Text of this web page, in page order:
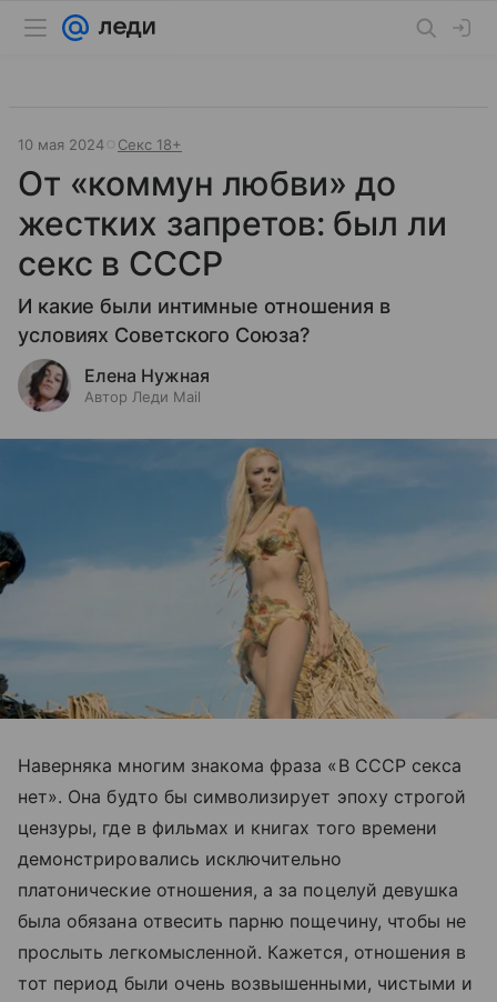
10 мая 2024 Секс 18+
От «коммун любви» до
жестких запретов: был ли
секс в СССР
И какие были интимные отношения в
условиях Советского Союза?
Елена Нужная
Автор Леди Mail
Наверняка многим знакома фраза «В СССР секса
нет». Она будто бы символизирует эпоху строгой
цензуры, где в фильмах и книгах того времени
демонстрировались исключительно
платонические отношения, а за поцелуй девушка
была обязана отвесить парню пощечину, чтобы не
прослыть легкомысленной. Кажется, отношения в
тот период были очень возвышенными, чистыми и